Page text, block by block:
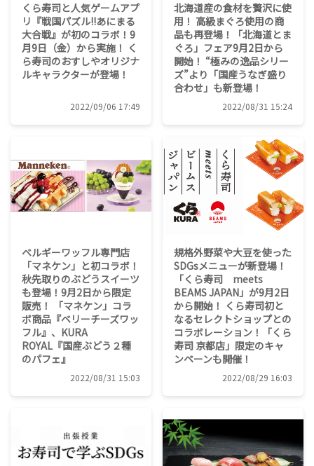
くら寿司と人気ゲームアプ
リ『戦国パズル!!あにまる
大合戦』が初のコラボ！9
月9日（金）から実施！ く
ら寿司のおすしやオリジナ
ルキャラクターが登場！
2022/09/06 17:49
北海道産の食材を贅沢に使
用！ 高級まぐろ使用の商
品も再登場！「北海道とま
ぐろ」フェア9月2日から
開始！ “極みの逸品シリー
ズ”より「国産うなぎ盛り
合わせ」も新登場！
2022/08/31 15:24
ベルギーワッフル専門店
「マネケン」と初コラボ！
秋先取りのぶどうスイーツ
も登場！9月2日から限定
販売！ 「マネケン」コラ
ボ商品『ベリーチーズワッ
フル』、KURA
ROYAL『国産ぶどう２種
のパフェ』
2022/08/31 15:03
規格外野菜や大豆を使った
SDGsメニューが新登場！
「くら寿司 meets
BEAMS JAPAN」が9月2日
から開始！ くら寿司初と
なるセレクトショップとの
コラボレーション！「くら
寿司 京都店」限定のキャ
ンペーンも開催！
2022/08/29 16:03